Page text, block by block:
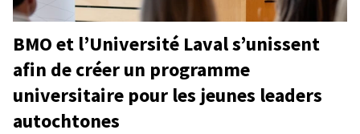
BMO et l’Université Laval s’unissent
afin de créer un programme
universitaire pour les jeunes leaders
autochtones